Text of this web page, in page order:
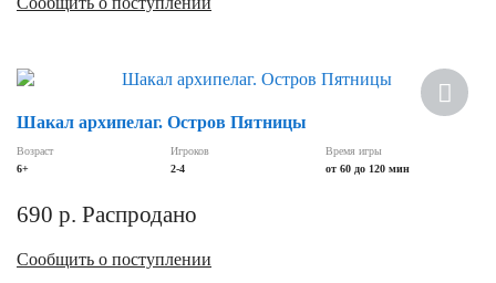
Шакал архипелаг. Остров Пятницы
Возраст
6+
Игроков
2-4
Время игры
от 60 до 120 мин
690 р. Распродано
Сообщить о поступлении